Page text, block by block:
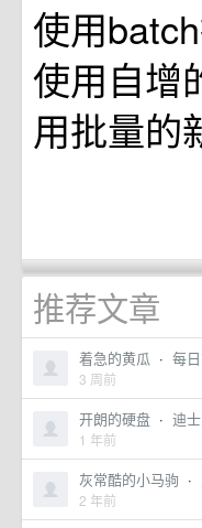
使用
使用自增
用批量的
推荐文章
着急的黄瓜 · 每
3 周前
开朗的硬盘 · 迪
1 年前
灰常酷的小马驹 ·
2 年前